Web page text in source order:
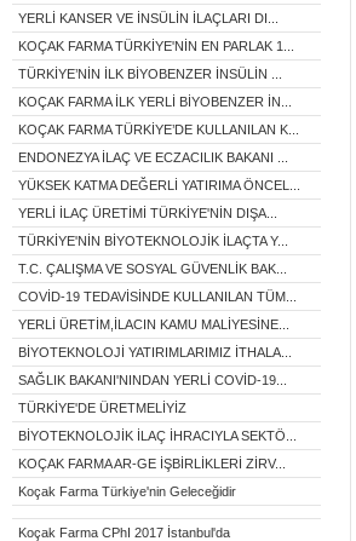
YERLİ KANSER VE İNSÜLİN İLAÇLARI DI...
KOÇAK FARMA TÜRKİYE'NİN EN PARLAK 1...
TÜRKİYE’NİN İLK BİYOBENZER İNSÜLİN ...
KOÇAK FARMA İLK YERLİ BİYOBENZER İN...
KOÇAK FARMA TÜRKİYE’DE KULLANILAN K...
ENDONEZYA İLAÇ VE ECZACILIK BAKANI ...
YÜKSEK KATMA DEĞERLİ YATIRIMA ÖNCEL...
YERLİ İLAÇ ÜRETİMİ TÜRKİYE'NİN DIŞA...
TÜRKİYE'NİN BİYOTEKNOLOJİK İLAÇTA Y...
T.C. ÇALIŞMA VE SOSYAL GÜVENLİK BAK...
COVİD-19 TEDAVİSİNDE KULLANILAN TÜM...
YERLİ ÜRETİM,İLACIN KAMU MALİYESİNE...
BİYOTEKNOLOJİ YATIRIMLARIMIZ İTHALA...
SAĞLIK BAKANI'NINDAN YERLİ COVİD-19...
TÜRKİYE'DE ÜRETMELİYİZ
BİYOTEKNOLOJİK İLAÇ İHRACIYLA SEKTÖ...
KOÇAK FARMA AR-GE İŞBİRLİKLERİ ZİRV...
Koçak Farma Türkiye'nin Geleceğidir
Koçak Farma CPhI 2017 İstanbul'da